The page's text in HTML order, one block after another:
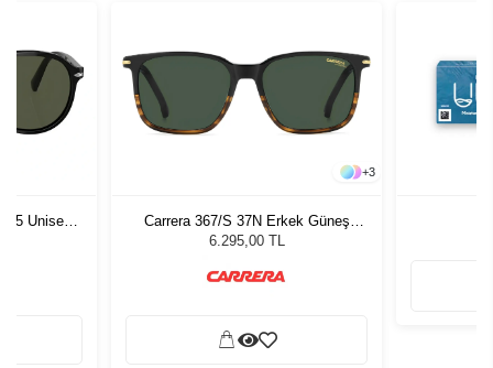
55 Unisex
+3
Carrera 367/S 37N Erkek Güneş
Gözlüğü
6.295,00 TL